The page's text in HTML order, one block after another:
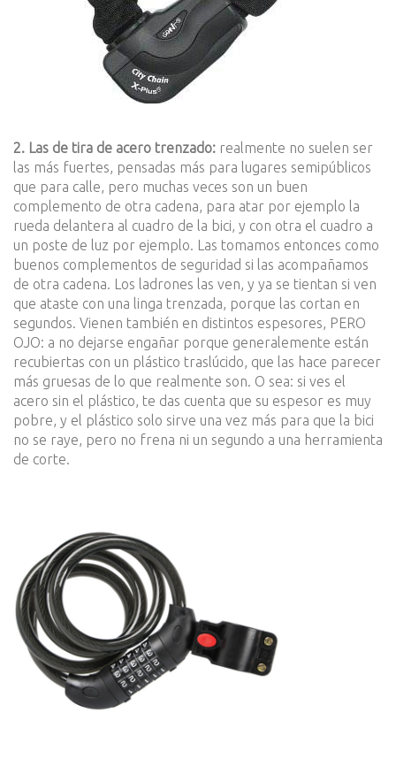
2. Las de tira de acero trenzado: realmente no suelen ser
las más fuertes, pensadas más para lugares semipúblicos
que para calle, pero muchas veces son un buen
complemento de otra cadena, para atar por ejemplo la
rueda delantera al cuadro de la bici, y con otra el cuadro a
un poste de luz por ejemplo. Las tomamos entonces como
buenos complementos de seguridad si las acompañamos
de otra cadena. Los ladrones las ven, y ya se tientan si ven
que ataste con una linga trenzada, porque las cortan en
segundos. Vienen también en distintos espesores, PERO
OJO: a no dejarse engañar porque generalemente están
recubiertas con un plástico traslúcido, que las hace parecer
más gruesas de lo que realmente son. O sea: si ves el
acero sin el plástico, te das cuenta que su espesor es muy
pobre, y el plástico solo sirve una vez más para que la bici
no se raye, pero no frena ni un segundo a una herramienta
de corte.